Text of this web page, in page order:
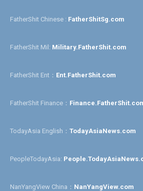
FatherShit Chinese : FatherShitSg.com
FatherShit Mil: Military.FatherShit.com
FatherShit Ent： Ent.FatherShit.com
FatherShit Finance：
TodayAsia English： TodayAsiaNews.com
PeopleTodayAsia:
NanYangView China： NanYangView.com